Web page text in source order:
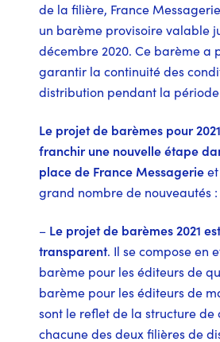
de la filière, France
un barème provisoire valable
décembre 2020. Ce barème a
garantir la continuité des
distribution pendant la
Le projet de barèmes pour
franchir une nouvelle étape
place de France Messagerie
grand nombre de nouveautés :
– Le projet de barèmes 2021
transparent. Il se compose en
barème pour les éditeurs de
barème pour les éditeurs de
sont le reflet de la structure de
chacune des deux filières de